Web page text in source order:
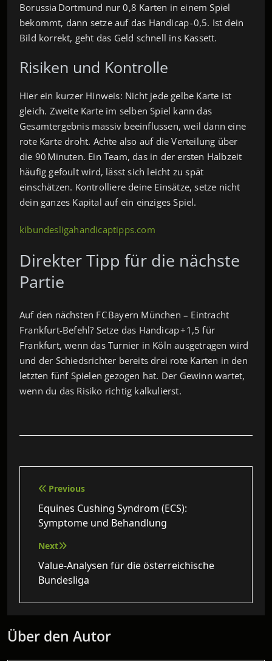
Borussia Dortmund nur 0,8 Karten in einem Spiel
bekommt, dann setze auf das Handicap -0,5. Ist dein
Bild korrekt, geht das Geld schnell ins Kassett.
Risiken und Kontrolle
Hier ein kurzer Hinweis: Nicht jede gelbe Karte ist
gleich. Zweite Karte im selben Spiel kann das
Gesamtergebnis massiv beeinflussen, weil dann eine
rote Karte droht. Achte also auf die Verteilung über
die 90 Minuten. Ein Team, das in der ersten Halbzeit
häufig gefoult wird, lässt sich leicht zu spät
einschätzen. Kontrolliere deine Einsätze, setze nicht
dein ganzes Kapital auf ein einziges Spiel.
kibundesligahandicaptipps.com
Direkter Tipp für die nächste
Partie
Auf den nächsten FC Bayern München – Eintracht
Frankfurt-Befehl? Setze das Handicap +1,5 für
Frankfurt, wenn das Turnier in Köln ausgetragen wird
und der Schiedsrichter bereits drei rote Karten in den
letzten fünf Spielen gezogen hat. Der Gewinn wartet,
wenn du das Risiko richtig kalkulierst.
Beitragsnavigation
Previous
Equines Cushing Syndrom (ECS):
Symptome und Behandlung
Next
Value-Analysen für die österreichische
Bundesliga
Über den Autor